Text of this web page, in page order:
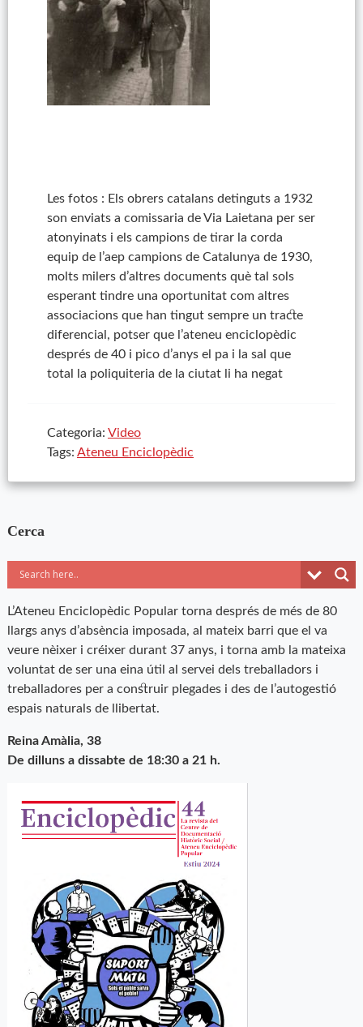
Les fotos : Els obrers catalans detinguts a 1932
son enviats a comissaria de Via Laietana per ser
atonyinats i els campions de tirar la corda
equip de l’aep campions de Catalunya de 1930,
molts milers d’altres documents què tal sols
esperant tindre una oportunitat com altres
associacions que han tingut sempre un tracte
diferencial, potser que l’ateneu enciclopèdic
després de 40 i pico d’anys el pa i la sal que
total la poliquiteria de la ciutat li ha negat
Categoria: Video
Tags: Ateneu Enciclopèdic
Cerca
L’Ateneu Enciclopèdic Popular torna després de més de 80
llargs anys d’absència imposada, al mateix barri que el va
veure nèixer i créixer durant 37 anys, i torna amb la mateixa
voluntat de ser una eina útil al servei dels treballadors i
treballadores per a construir plegades i des de l’autogestió
espais naturals de llibertat.
Reina Amàlia, 38
De dilluns a dissabte de 18:30 a 21 h.